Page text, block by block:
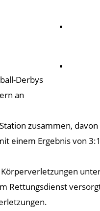
Derbys
an
zusammen,
einem Ergebnis von
Rettungsdienst